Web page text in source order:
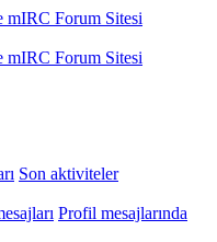
Son aktiviteler
Profil mesajlarında